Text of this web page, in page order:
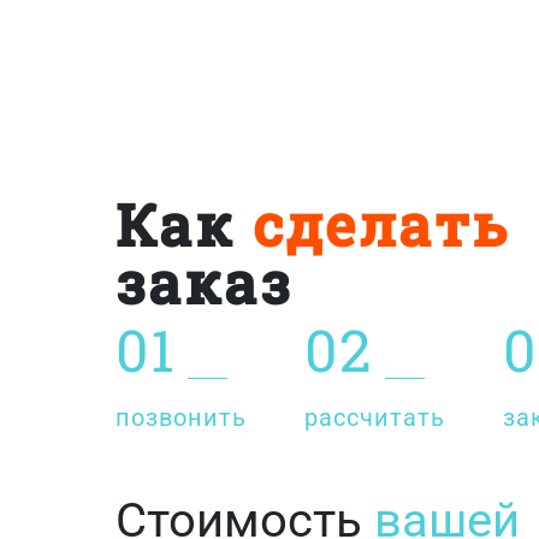
Как сделать
заказ
01
позвонить
02
рассчитать
Стоимость вашей